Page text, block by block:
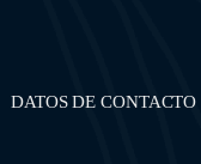
DATOS DE CONTACTO